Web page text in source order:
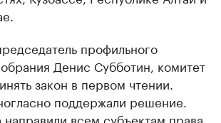
профильного
Денис Субботин, комитет
закон в первом чтении.
поддержали решение.
направили всем субъектам права